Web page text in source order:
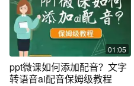
01:05
ppt微课如何添加配音？文字
转语音ai配音保姆级教程